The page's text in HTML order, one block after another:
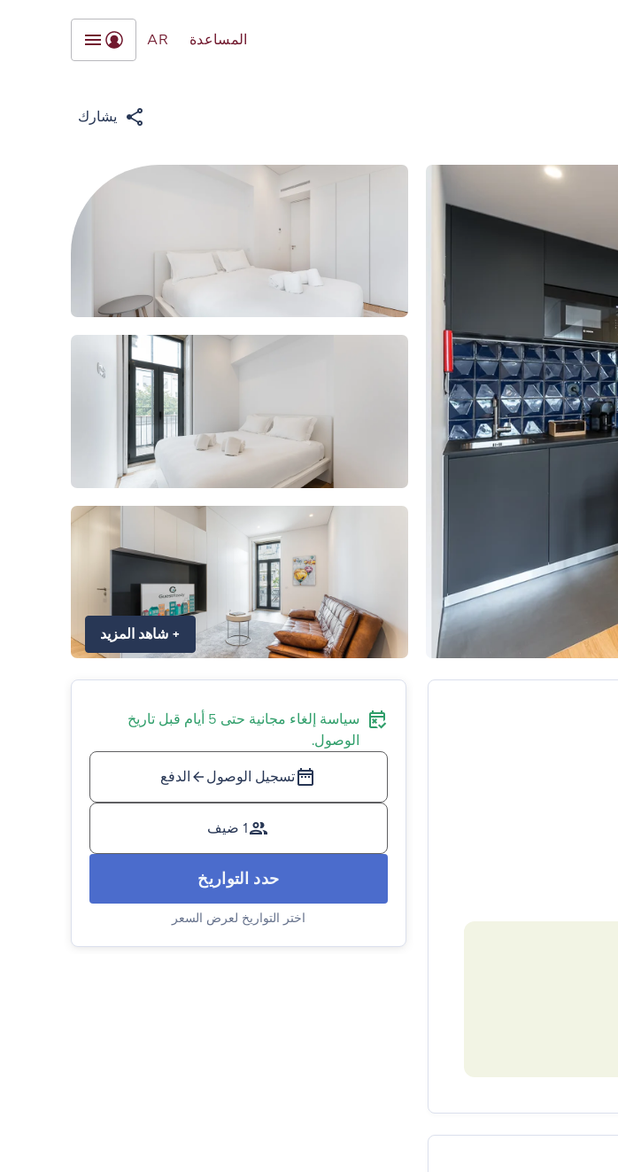
المساعدة AR
يشارك
+ شاهد المزيد
سياسة إلغاء مجانية حتى 5 أيام قبل تاريخ
الوصول.
تسجيل الوصول الدفع
1 ضيف
حدد التواريخ
اختر التواريخ لعرض السعر